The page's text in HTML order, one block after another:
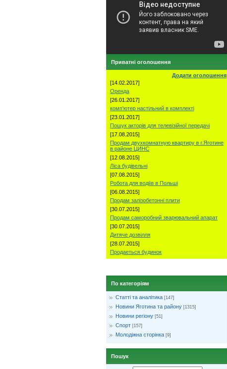
Приватні оголошення
Додати оголошення
[14.02.2017]
Оренда
[26.01.2017]
комп'ютер настільний в комплекті
[23.01.2017]
Пошук акторів для телевізійної передачі
[17.08.2015]
Продам двухкомнатную квартиру в г.Яготине
в районе ЦИНС
[12.08.2015]
Ліса будівельні
[07.08.2015]
Робота для водіїв в Польші
[06.08.2015]
Продам залізобетонні плити
[30.07.2015]
Продам саморобний зварювальний апарат
[30.07.2015]
Дитяче дозвілля
[28.07.2015]
Продаеться будинок
По категоріям
Статті та аналітика [147]
Новини Яготина та району [1315]
Новини регіону [51]
Спорт [157]
Молодіжна сторінка [9]
Пошук